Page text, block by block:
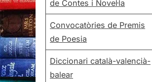
de Contes i Novel·la
Convocatòries de Premis
de Poesia
Diccionari català-valencià-
balear